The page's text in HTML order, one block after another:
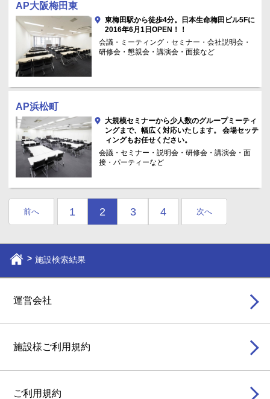
AP大阪梅田東
東梅田駅から徒歩4分。日本生命梅田ビル5Fに
2016年6月1日OPEN！！
会議・ミーティング・セミナー・会社説明会・
研修会・懇親会・講演会・面接など
AP浜松町
大規模セミナーから少人数のグループミーティ
ングまで、幅広く対応いたします。 会場セッテ
ィングもお任せください。
会議・セミナー・説明会・研修会・講演会・面
接・パーティーなど
前へ 1 2 3 4 次へ
施設検索結果
運営会社
施設様ご利用規約
ご利用規約